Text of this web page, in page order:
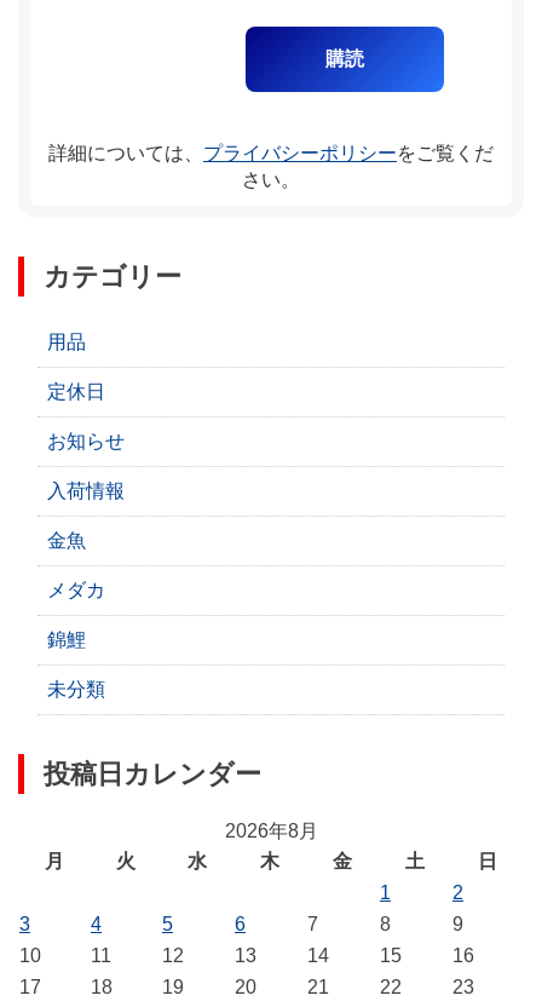
詳細については、 プライバシーポリシーをご覧くだ
さい。
カテゴリー
用品
定休日
お知らせ
入荷情報
金魚
メダカ
錦鯉
未分類
投稿日カレンダー
2026年8月
月
火 水 木 金 土
日
1
2
3
4 5 6 7 8
9
10
11 12 13 14 15
16
17
18 19 20 21 22
23